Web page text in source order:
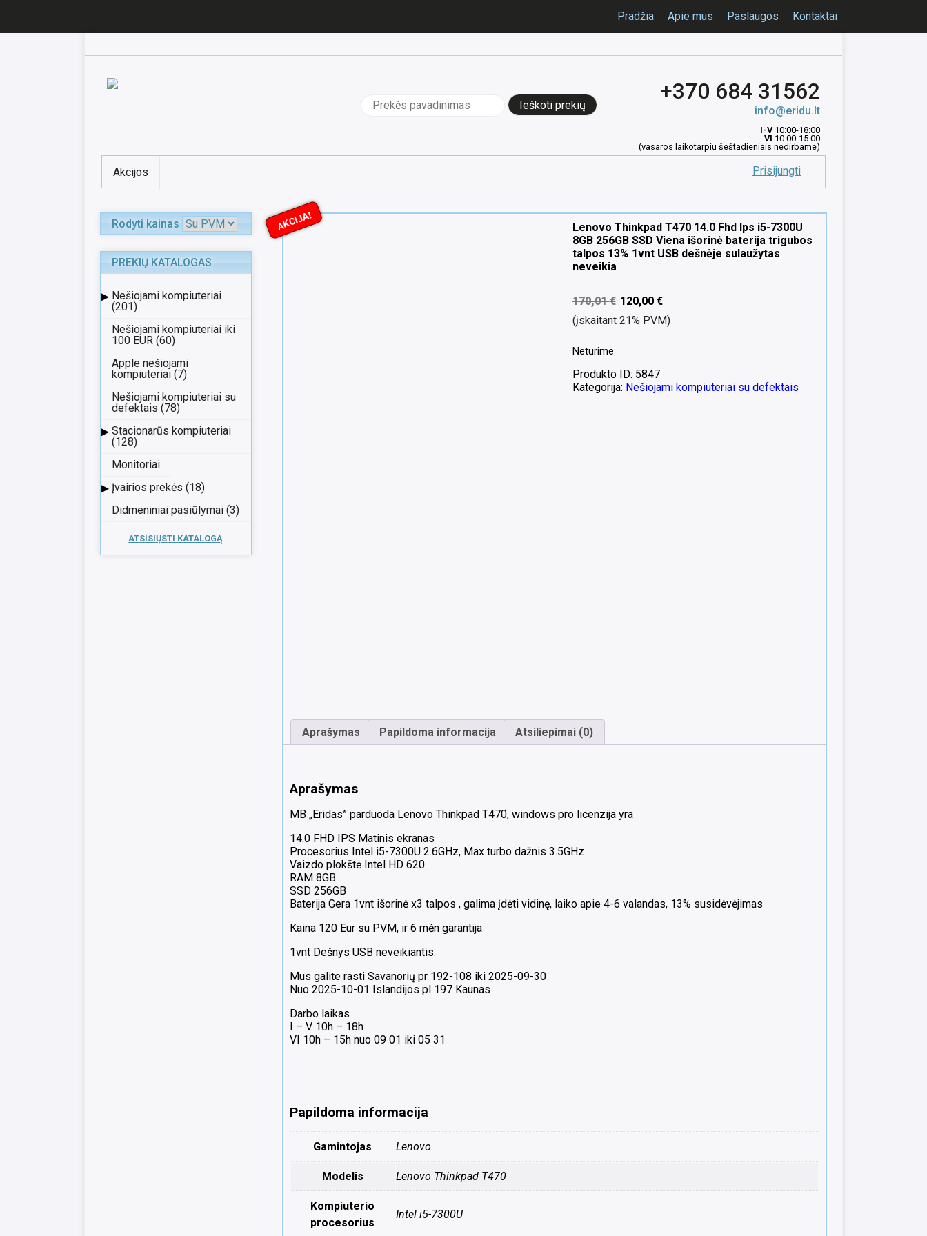
Pradžia Apie mus Paslaugos Kontaktai
Ieškoti: +370 684 31562
info@eridu.lt
I-V10:00-18:00
VI 10:00-15:00
(vasaros laikotarpiu šeštadieniais nedirbame)
Prisijungti
Akcijos
Rodyti kainas
PREKIŲ KATALOGAS
▸ Nešiojami kompiuteriai
(201)
Nešiojami kompiuteriai iki
100 EUR (60)
Apple nešiojami
kompiuteriai (7)
Nešiojami kompiuteriai su
defektais (78)
▸ Stacionarūs kompiuteriai
(128)
Monitoriai
▸ Įvairios prekės (18)
Didmeniniai pasiūlymai (3)
ATSISIŲSTI KATALOGĄ
AKCIJA!
Lenovo Thinkpad T470 14.0 Fhd Ips i5-7300U
8GB 256GB SSD Viena išorinė baterija trigubos
talpos 13% 1vnt USB dešnėje sulaužytas
neveikia
170,01€ 120,00 €
(įskaitant 21% PVM)
Neturime
Produkto ID: 5847
Kategorija: Nešiojami kompiuteriai su defektais
Aprašymas Papildoma informacija Atsiliepimai (0)
Aprašymas
MB „Eridas” parduoda Lenovo Thinkpad T470, windows pro licenzija yra
14.0 FHD IPS Matinis ekranas
Procesorius Intel i5-7300U 2.6GHz, Max turbo dažnis 3.5GHz
Vaizdo plokštė Intel HD 620
RAM 8GB
SSD 256GB
Baterija Gera 1vnt išorinė x3 talpos , galima įdėti vidinę, laiko apie 4-6 valandas, 13% susidėvėjimas
Kaina 120 Eur su PVM, ir 6 mėn garantija
1vnt Dešnys USB neveikiantis.
Mus galite rasti Savanorių pr 192-108 iki 2025-09-30
Nuo 2025-10-01 Islandijos pl 197 Kaunas
Darbo laikas
I – V 10h – 18h
VI 10h – 15h nuo 09 01 iki 05 31
Papildoma informacija
Gamintojas Lenovo
Modelis Lenovo Thinkpad T470
Kompiuterio
procesorius
Intel i5-7300U